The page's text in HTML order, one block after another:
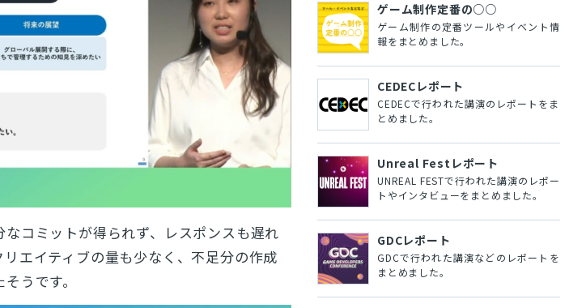
コミットが得られず、レスポンスも遅れ
エイティブの量も少なく、不足分の作成
うです。
ゲーム制作定番の○○
ゲーム制作の定番ツールやイベント情
報をまとめました。
CEDECレポート
CEDECで行われた講演のレポートをま
とめました。
Unreal Festレポート
UNREAL FESTで行われた講演のレポー
トやインタビューをまとめました。
GDCレポート
GDCで行われた講演などのレポートを
まとめました。